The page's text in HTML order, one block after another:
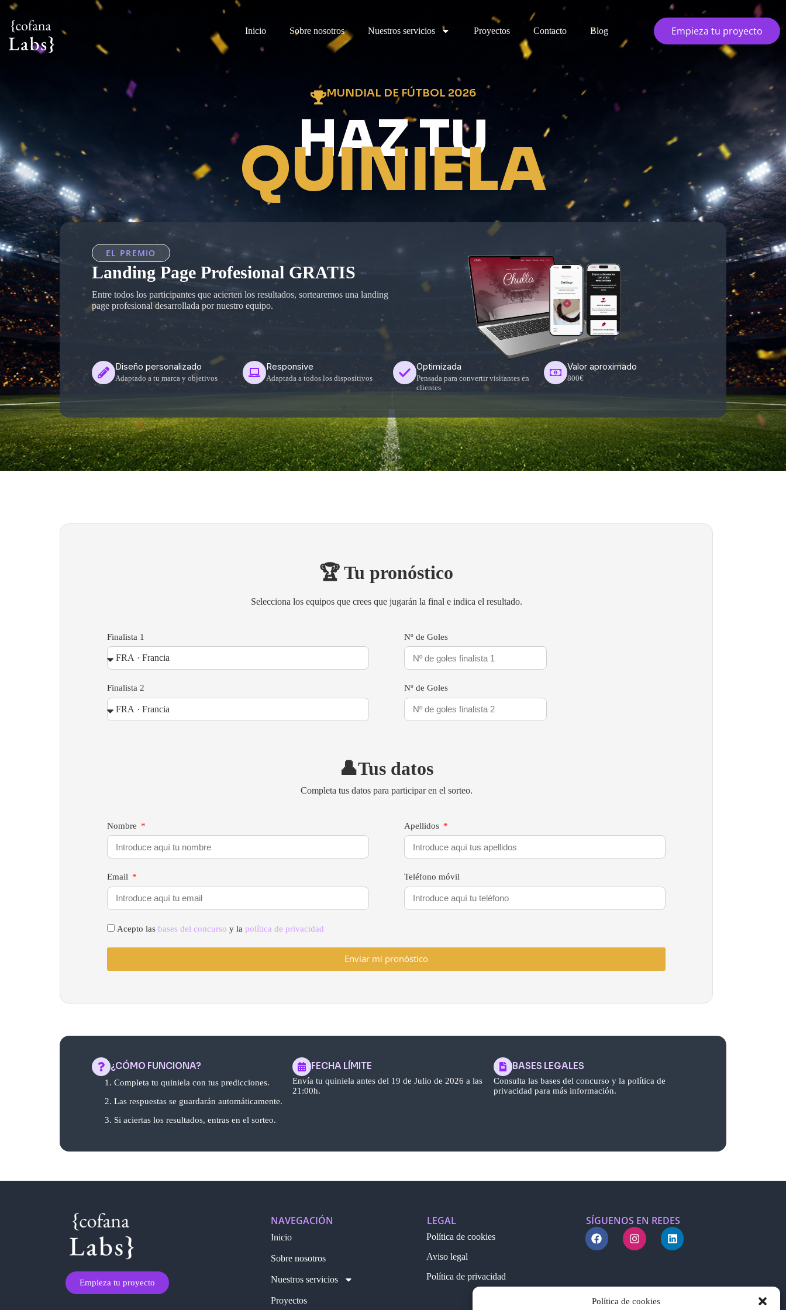
Política de cookies
Inicio Sobre nosotros Nuestros servicios Proyectos Contacto Blog Empieza tu proyecto
MUNDIAL DE FÚTBOL 2026
HAZ TU
QUINIELA
EL PREMIO
Landing Page Profesional GRATIS
Entre todos los participantes que acierten los resultados, sortearemos una landing
page profesional desarrollada por nuestro equipo.
Diseño personalizado
Adaptado a tu marca y objetivos
Responsive
Adaptada a todos los dispositivos
Optimizada
Pensada para convertir visitantes en
clientes
Valor aproximado
800€
🏆 Tu pronóstico
Selecciona los equipos que crees que jugarán la final e indica el resultado.
Finalista 1 Nº de Goles
Finalista 2 Nº de Goles
👤Tus datos
Completa tus datos para participar en el sorteo.
Nombre Apellidos
Email Teléfono móvil
Acepto las bases del concurso y la política de privacidad
Enviar mi pronóstico
¿CÓMO FUNCIONA? FECHA LÍMITE BASES LEGALES
Completa tu quiniela con tus predicciones.
Las respuestas se guardarán automáticamente.
Si aciertas los resultados, entras en el sorteo.
Envía tu quiniela antes del 19 de Julio de 2026 a las
21:00h.
Consulta las bases del concurso y la política de
privacidad para más información.
Empieza tu proyecto
NAVEGACIÓN
Inicio
Sobre nosotros
Nuestros servicios
Proyectos
LEGAL
Política de cookies
Aviso legal
Política de privacidad
SÍGUENOS EN REDES